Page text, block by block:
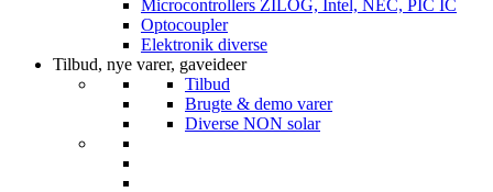
Microcontrollers ZILOG, Intel, NEC, PIC IC
Optocoupler
Elektronik diverse
Tilbud, nye varer, gaveideer
Tilbud
Brugte & demo varer
Diverse NON solar